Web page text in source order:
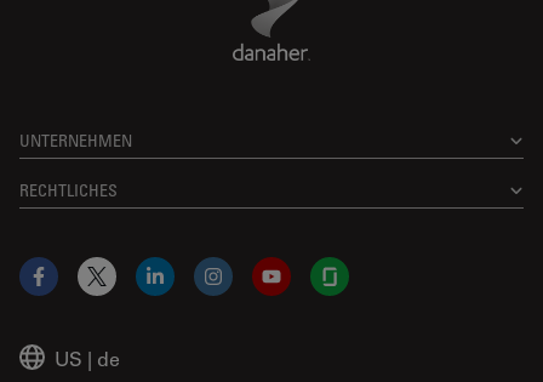
UNTERNEHMEN
RECHTLICHES
US | de
Facebook
X LinkedInInstagramYouTubeGlassdoor